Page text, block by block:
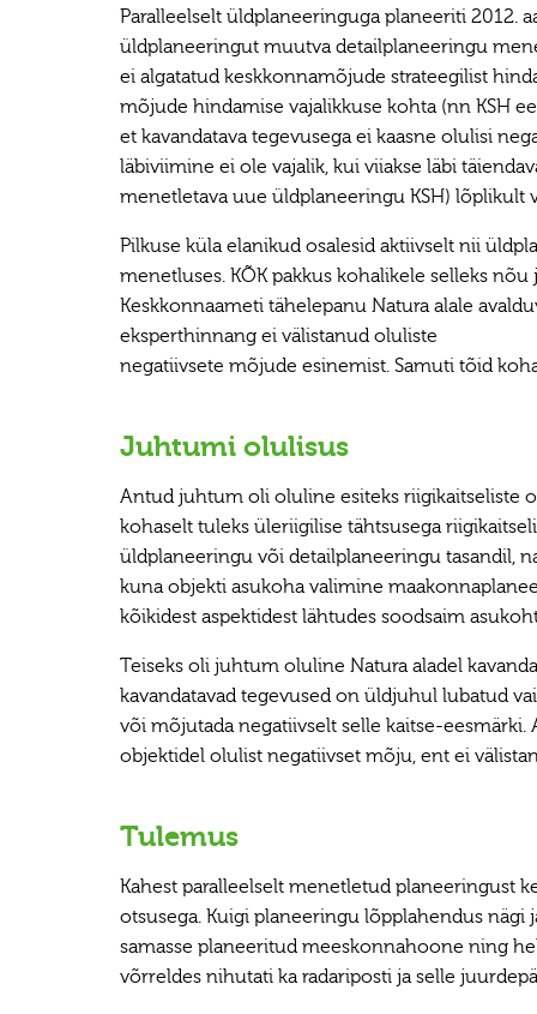
Paralleelselt üldplaneeringuga planeeriti 2012.
üldplaneeringut muutva detailplaneeringu
ei algatatud keskkonnamõjude strateegilist
mõjude hindamise vajalikkuse kohta (nn KSH
et kavandatava tegevusega ei kaasne olulisi
läbiviimine ei ole vajalik, kui viiakse läbi
menetletava uue üldplaneeringu KSH) lõplikult
Pilkuse küla elanikud osalesid aktiivselt nii
menetluses. KÕK pakkus kohalikele selleks
Keskkonnaameti tähelepanu Natura alale
eksperthinnang ei välistanud oluliste
negatiivsete mõjude esinemist. Samuti tõid
Juhtumi olulisus
Antud juhtum oli oluline esiteks riigikaitseliste
kohaselt tuleks üleriigilise tähtsusega
üldplaneeringu või detailplaneeringu tasandil,
kuna objekti asukoha valimine
kõikidest aspektidest lähtudes soodsaim
Teiseks oli juhtum oluline Natura aladel
kavandatavad tegevused on üldjuhul lubatud
või mõjutada negatiivselt selle kaitse-eesmärki.
objektidel olulist negatiivset mõju, ent ei
Tulemus
Kahest paralleelselt menetletud planeeringust
otsusega. Kuigi planeeringu lõpplahendus nägi
samasse planeeritud meeskonnahoone ning
võrreldes nihutati ka radariposti ja selle